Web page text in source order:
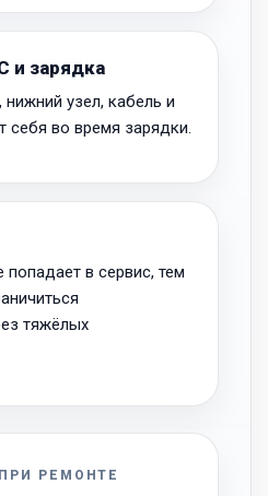
и зарядка
узел, кабель и
себя во время зарядки.
в сервис, тем
тяжёлых
РЕМОНТЕ